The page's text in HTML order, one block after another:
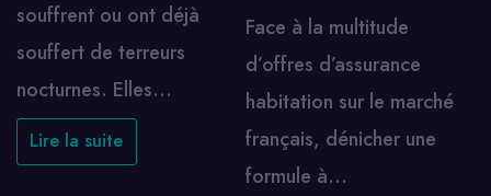
souffrent ou ont déjà
souffert de terreurs
nocturnes. Elles…
Lire la suite
Face à la multitude
d’offres d’assurance
habitation sur le marché
français, dénicher une
formule à…